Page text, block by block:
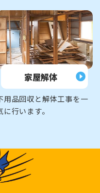
家屋解体
用品回収と解体工事を一
に行います。